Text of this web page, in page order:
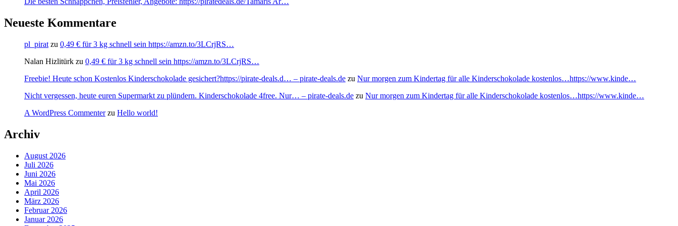
Neueste Kommentare
pl_pirat zu 0,49 € für 3 kg schnell sein https://amzn.to/3LCrjRS…
Nalan Hizlitürk zu 0,49 € für 3 kg schnell sein https://amzn.to/3LCrjRS…
Freebie! Heute schon Kostenlos Kinderschokolade gesichert?https://pirate-deals.d… – pirate-deals.de zu Nur morgen zum Kindertag für alle Kinderschokolade kostenlos…https://www.kinde…
Nicht vergessen, heute euren Supermarkt zu plündern. Kinderschokolade 4free. Nur… – pirate-deals.de zu Nur morgen zum Kindertag für alle Kinderschokolade kostenlos…https://www.kinde…
A WordPress Commenterzu Hello world!
Archiv
August 2026
Juli 2026
Juni 2026
Mai 2026
April 2026
März 2026
Februar 2026
Januar 2026